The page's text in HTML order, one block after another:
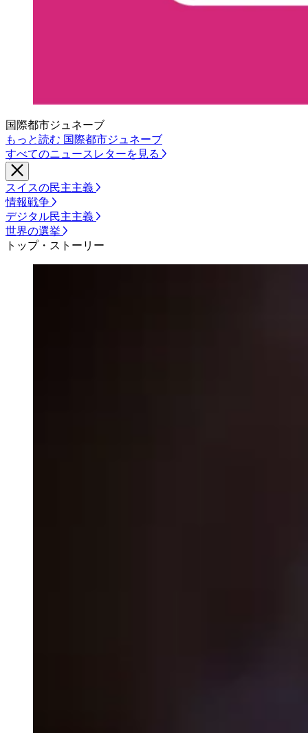
国際都市ジュネーブ
もっと読む 国際都市ジュネーブ
すべてのニュースレターを見る
スイスの民主主義
情報戦争
デジタル民主主義
世界の選挙
トップ・ストーリー